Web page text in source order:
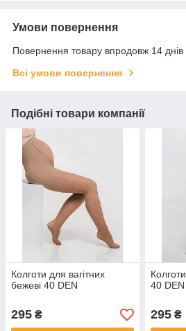
Умови повернення
Повернення товару впродовж 14 днів
Всі умови повернення
Подібні товари компанії
Колготи для вагітних
бежеві 40 DEN
295 ₴
40 DEN
295₴